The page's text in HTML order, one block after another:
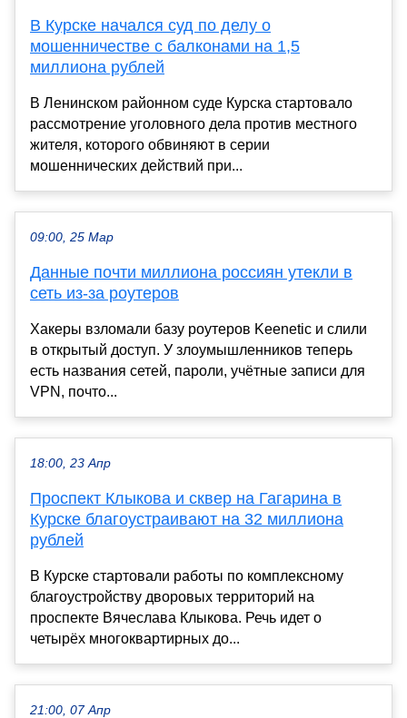
В Курске начался суд по делу о
мошенничестве с балконами на 1,5
миллиона рублей
В Ленинском районном суде Курска стартовало
рассмотрение уголовного дела против местного
жителя, которого обвиняют в серии
мошеннических действий при...
09:00, 25 Мар
Данные почти миллиона россиян утекли в
сеть из-за роутеров
Хакеры взломали базу роутеров Keenetic и слили
в открытый доступ. У злоумышленников теперь
есть названия сетей, пароли, учётные записи для
VPN, почто...
18:00, 23 Апр
Проспект Клыкова и сквер на Гагарина в
Курске благоустраивают на 32 миллиона
рублей
В Курске стартовали работы по комплексному
благоустройству дворовых территорий на
проспекте Вячеслава Клыкова. Речь идет о
четырёх многоквартирных до...
21:00, 07 Апр